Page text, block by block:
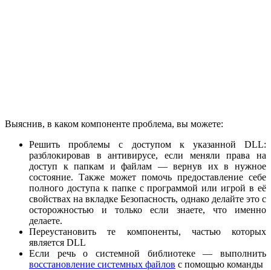
Выяснив, в каком компоненте проблема, вы можете:
Решить проблемы с доступом к указанной DLL:
разблокировав в антивирусе, если меняли права на
доступ к папкам и файлам — вернув их в нужное
состояние. Также может помочь предоставление себе
полного доступа к папке с программой или игрой в её
свойствах на вкладке Безопасность, однако делайте это с
осторожностью и только если знаете, что именно
делаете.
Переустановить те компоненты, частью которых
является DLL
Если речь о системной библиотеке — выполнить
восстановление системных файлов с помощью команды